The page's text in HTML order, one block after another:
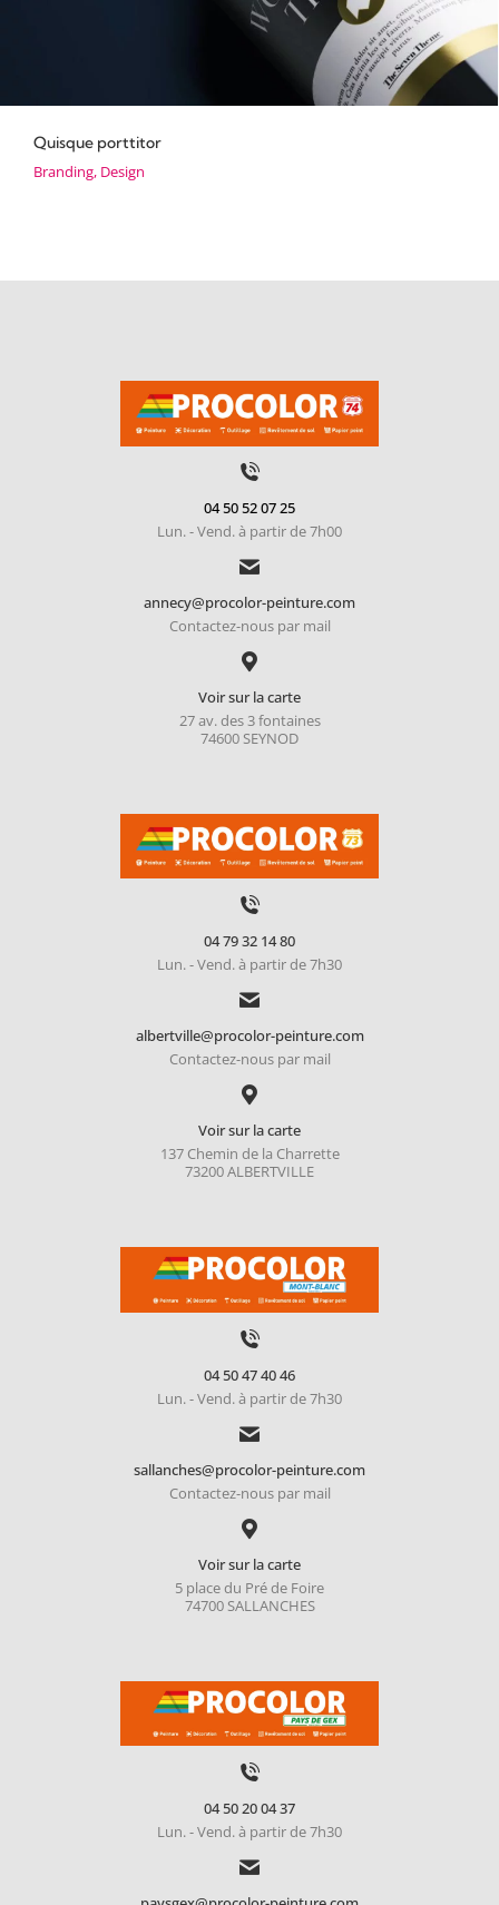
Quisque porttitor
Branding, Design
04 50 52 07 25
Lun. - Vend. à partir de 7h00
annecy@procolor-peinture.com
Contactez-nous par mail
Voir sur la carte
27 av. des 3 fontaines
74600 SEYNOD
04 79 32 14 80
Lun. - Vend. à partir de 7h30
albertville@procolor-peinture.com
Contactez-nous par mail
Voir sur la carte
137 Chemin de la Charrette
73200 ALBERTVILLE
04 50 47 40 46
Lun. - Vend. à partir de 7h30
sallanches@procolor-peinture.com
Contactez-nous par mail
Voir sur la carte
5 place du Pré de Foire
74700 SALLANCHES
04 50 20 04 37
Lun. - Vend. à partir de 7h30